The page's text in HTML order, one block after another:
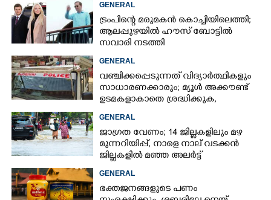
GENERAL
ട്രംപിന്റെ മരുമകൻ കൊച്ചിയിലെത്തി;
ആലപ്പുഴയിൽ ഹൗസ് ബോട്ടിൽ
സവാരി നടത്തി
GENERAL
വഞ്ചിക്കപ്പെടുന്നത് വിദ്യാർത്ഥികളും
സാധാരണക്കാരും; മ്യൂൾ അക്കൗണ്ട്
ഉടമകളാകാതെ ശ്രദ്ധിക്കുക,
നിർദ്ദേശങ്ങളുമായി പൊലീസ്
GENERAL
ജാഗ്രത വേണം; 14 ജില്ലകളിലും മഴ
മുന്നറിയിപ്പ്, നാളെ നാല് വടക്കൻ
ജില്ലകളിൽ മഞ്ഞ അലർട്ട്
GENERAL
ഭക്തജനങ്ങളുടെ പണം